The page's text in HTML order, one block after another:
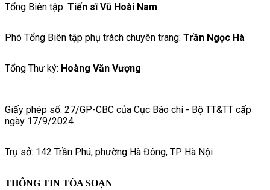
Tổng Biên tập: Tiến sĩ Vũ Hoài Nam
Phó Tổng Biên tập phụ trách chuyên trang: Trần Ngọc Hà
Tổng Thư ký: Hoàng Văn Vượng
Giấy phép số: 27/GP-CBC của Cục Báo chí - Bộ TT&TT cấp
ngày 17/9/2024
Trụ sở: 142 Trần Phú, phường Hà Đông, TP Hà Nội
THÔNG TIN TÒA SOẠN